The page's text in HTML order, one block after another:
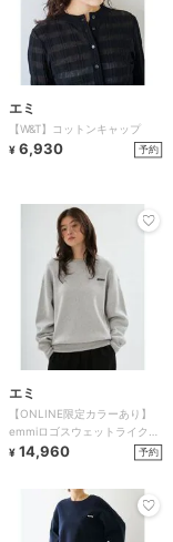
エミ
【W&T】コットンキャップ
¥ 6,930 予約
エミ
【ONLINE限定カラーあり】
emmiロゴスウェットライクニ
ット
¥ 14,960 予約